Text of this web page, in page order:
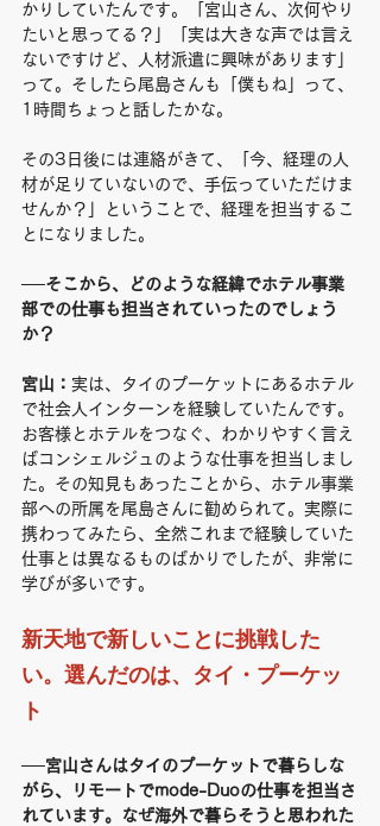
かりしていたんです。「宮山さん、次何やり
たいと思ってる？」「実は大きな声では言え
ないですけど、人材派遣に興味があります」
って。そしたら尾島さんも「僕もね」って、
1時間ちょっと話したかな。
その3日後には連絡がきて、「今、経理の人
材が足りていないので、手伝っていただけま
せんか？」ということで、経理を担当するこ
とになりました。
──そこから、どのような経緯でホテル事業
部での仕事も担当されていったのでしょう
か？
宮山： 実は、タイのプーケットにあるホテル
で社会人インターンを経験していたんです。
お客様とホテルをつなぐ、わかりやすく言え
ばコンシェルジュのような仕事を担当しまし
た。その知見もあったことから、ホテル事業
部への所属を尾島さんに勧められて。実際に
携わってみたら、全然これまで経験していた
仕事とは異なるものばかりでしたが、非常に
学びが多いです。
新天地で新しいことに挑戦した
い。選んだのは、タイ・プーケッ
ト
──宮山さんはタイのプーケットで暮らしな
がら、リモートでmode-Duoの仕事を担当さ
れています。なぜ海外で暮らそうと思われた